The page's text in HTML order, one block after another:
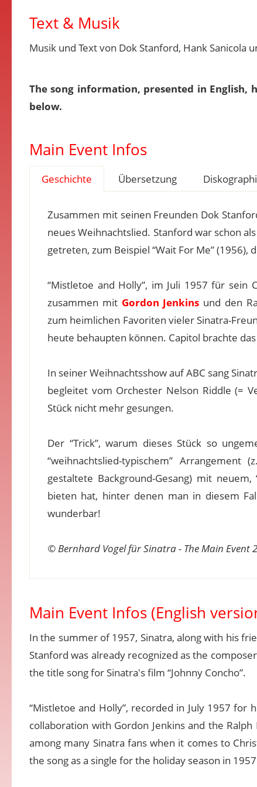
Text & Musik
Musik und Text von Dok Stanford, Hank Sanicola
The song information, presented in
below.
Main Event Infos
Geschichte Übersetzung
Zusammen mit seinen Freunden Dok
neues Weihnachtslied. Stanford war schon
getreten, zum Beispiel “Wait For Me” (1956),
“Mistletoe and Holly”, im Juli 1957 für sein
zusammen mit Gordon Jenkins und den
zum heimlichen Favoriten vieler Sinatra-
heute behaupten können. Capitol brachte
In seiner Weihnachtsshow auf ABC sang
begleitet vom Orchester Nelson Riddle (=
Stück nicht mehr gesungen.
Der “Trick”, warum dieses Stück so
“weihnachtslied-typischem”
gestaltete Background-Gesang) mit
bieten hat, hinter denen man in diesem
wunderbar!
© Bernhard Vogel für Sinatra - The Main Event
Main Event Infos (English
In the summer of 1957, Sinatra, along with his
Stanford was already recognized as the
the title song for Sinatra's film “Johnny Concho”.
“Mistletoe and Holly”, recorded in July 1957 for
collaboration with Gordon Jenkins and the
among many Sinatra fans when it comes to
the song as a single for the holiday season in